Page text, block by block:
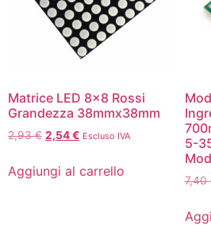
Matrice LED 8×8 Rossi
Grandezza 38mmx38mm
2,93€ 2,54€ Escluso IVA
Aggiungi al carrello
5-
7,40